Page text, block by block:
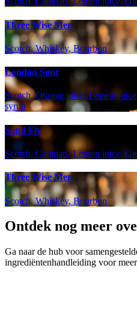
Three Wise Men
Scotch, Whiskey, Bourbon
London Sour
Scotch, Orange juice, Lemon
syrup
Sand Fly
Scotch, Campari, Lemon juice,
Three Wise Men
Scotch, Whiskey, Bourbon
Ontdek nog meer
Ga naar de hub voor
ingrediëntenhandleiding voor